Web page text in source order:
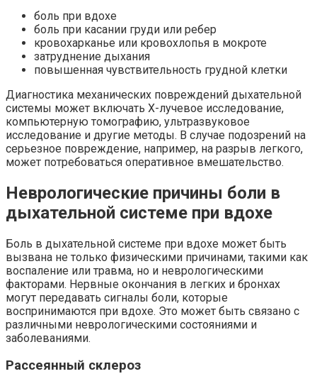
боль при вдохе
боль при касании груди или ребер
кровохарканье или кровохлопья в мокроте
затруднение дыхания
повышенная чувствительность грудной клетки
Диагностика механических повреждений дыхательной
системы может включать X-лучевое исследование,
компьютерную томографию, ультразвуковое
исследование и другие методы. В случае подозрений на
серьезное повреждение, например, на разрыв легкого,
может потребоваться оперативное вмешательство.
Неврологические причины боли в
дыхательной системе при вдохе
Боль в дыхательной системе при вдохе может быть
вызвана не только физическими причинами, такими как
воспаление или травма, но и неврологическими
факторами. Нервные окончания в легких и бронхах
могут передавать сигналы боли, которые
воспринимаются при вдохе. Это может быть связано с
различными неврологическими состояниями и
заболеваниями.
Рассеянный склероз